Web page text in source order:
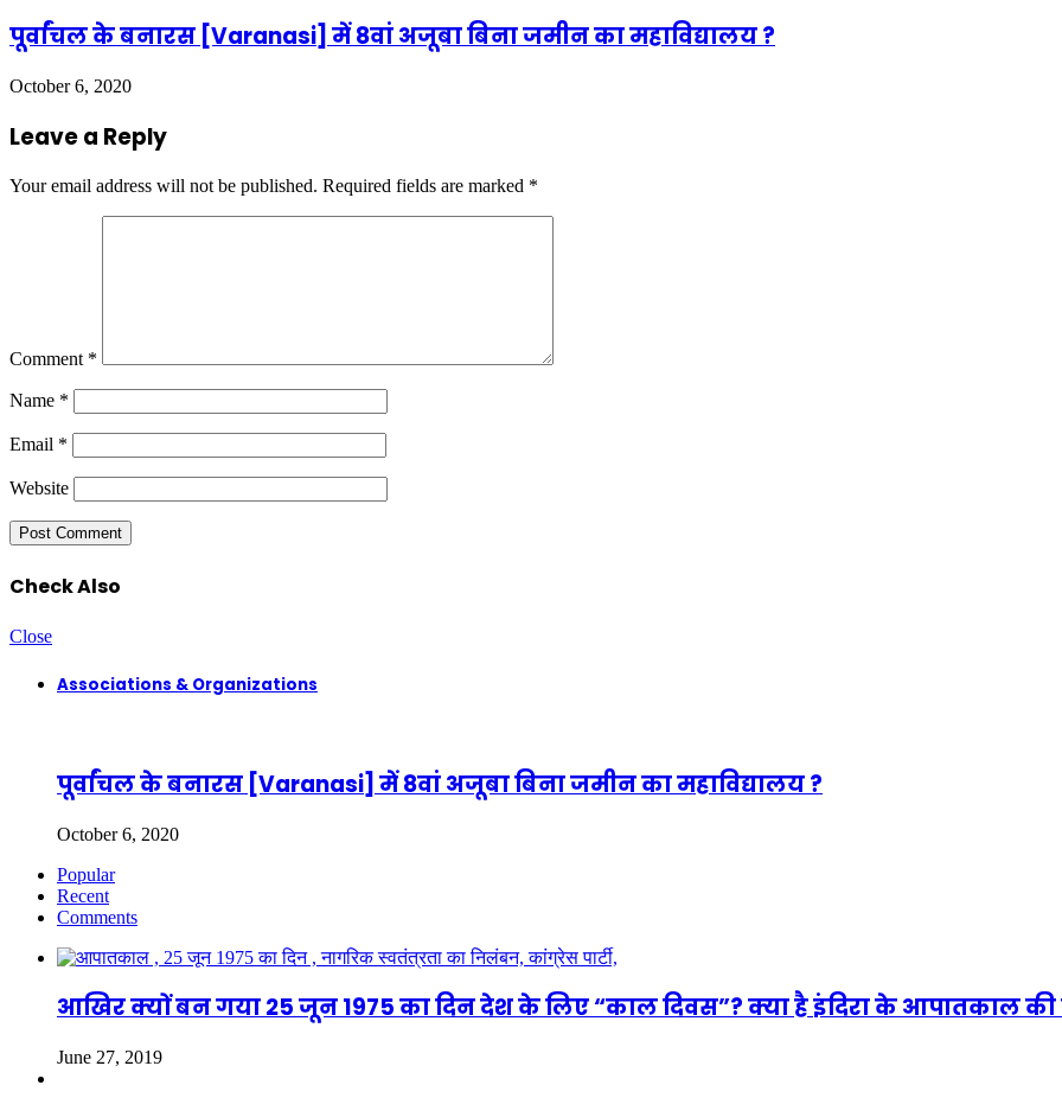
पूर्वांचल के बनारस [Varanasi] में 8वां अजूबा बिना जमीन का महाविद्यालय ?
October 6, 2020
Leave a Reply
Your email address will not be published. Required fields are marked *
Comment *
Name *
Email *
Website
Check Also
Close
Associations & Organizations
पूर्वांचल के बनारस [Varanasi] में 8वां अजूबा बिना जमीन का महाविद्यालय ?
October 6, 2020
Popular
Recent
Comments
आखिर क्यों बन गया 25 जून 1975 का दिन देश के लिए “काल दिवस”? क्या है इंदिरा के आपातकाल की
June 27, 2019